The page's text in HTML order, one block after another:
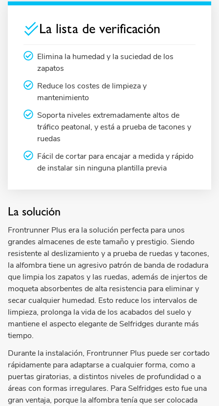
La lista de verificación
Elimina la humedad y la suciedad de los
zapatos
Reduce los costes de limpieza y
mantenimiento
Soporta niveles extremadamente altos de
tráfico peatonal, y está a prueba de tacones y
ruedas
Fácil de cortar para encajar a medida y rápido
de instalar sin ninguna plantilla previa
La solución
Frontrunner Plus era la solución perfecta para unos
grandes almacenes de este tamaño y prestigio. Siendo
resistente al deslizamiento y a prueba de ruedas y tacones,
la alfombra tiene un agresivo patrón de banda de rodadura
que limpia los zapatos y las ruedas, además de injertos de
moqueta absorbentes de alta resistencia para eliminar y
secar cualquier humedad. Esto reduce los intervalos de
limpieza, prolonga la vida de los acabados del suelo y
mantiene el aspecto elegante de Selfridges durante más
tiempo.
Durante la instalación, Frontrunner Plus puede ser cortado
rápidamente para adaptarse a cualquier forma, como a
puertas giratorias, a distintos niveles de profundidad o a
áreas con formas irregulares. Para Selfridges esto fue una
gran ventaja, porque la alfombra tenía que ser colocada